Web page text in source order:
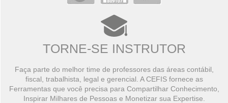
TORNE-SE INSTRUTOR
Faça parte do melhor time de professores das áreas contábil,
fiscal, trabalhista, legal e gerencial. A CEFIS fornece as
Ferramentas que você precisa para Compartilhar Conhecimento,
Inspirar Milhares de Pessoas e Monetizar sua Expertise.